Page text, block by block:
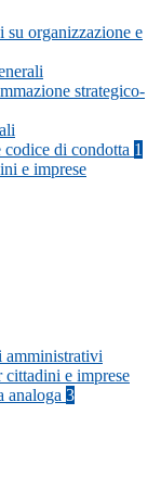
organizzazione e
strategico-
di condotta 1
e imprese
amministrativi
e imprese
analoga 3